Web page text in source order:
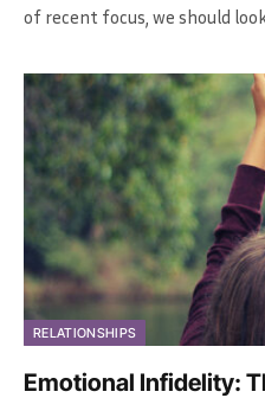
of recent focus, we should
RELATIONSHIPS
Emotional Infidelity: